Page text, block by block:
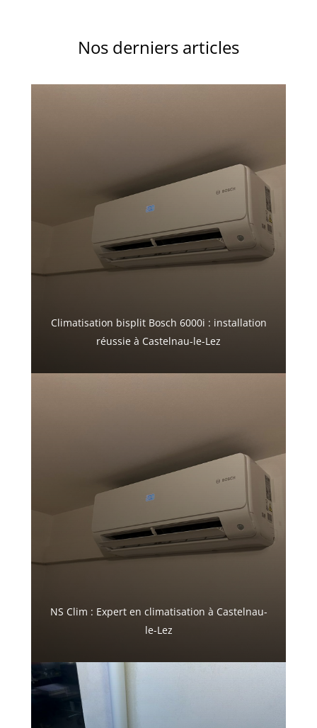
Nos derniers articles
Climatisation bisplit Bosch 6000i : installation
réussie à Castelnau-le-Lez
NS Clim : Expert en climatisation à Castelnau-
le-Lez